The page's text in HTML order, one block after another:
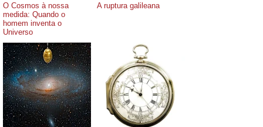
O Cosmos à nossa
medida: Quando o
homem inventa o
Universo
A ruptura galileana